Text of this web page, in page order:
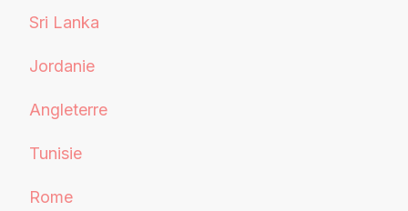
Sri Lanka
Jordanie
Angleterre
Tunisie
Rome